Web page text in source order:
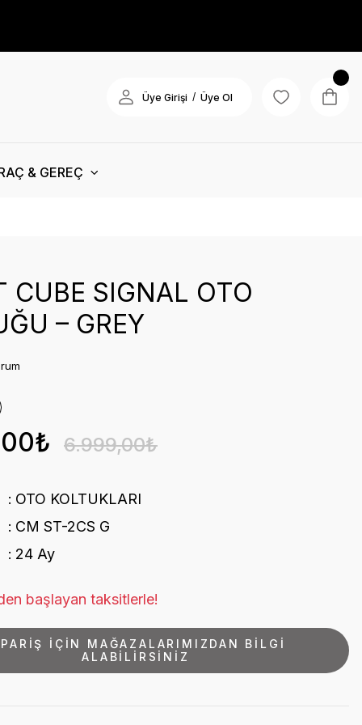
Üye Girişi / Üye Ol
& GEREÇ
CUBE SIGNAL OTO
– GREY
6.999,00₺
OTO KOLTUKLARI
CM ST-2CS G
24 Ay
başlayan taksitlerle!
İÇİN MAĞAZALARIMIZDAN BİLGİ
ALABİLİRSİNİZ